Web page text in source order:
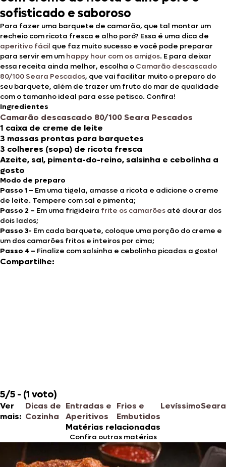
sofisticado e saboroso
Para fazer uma barquete de camarão, que tal montar um
recheio com ricota fresca e alho poró? Essa é uma dica de
aperitivo fácil que faz muito sucesso e você pode preparar
para servir em um happy hour com os amigos. E para deixar
essa receita ainda melhor, escolha o Camarão descascado
80/100 Seara Pescados, que vai facilitar muito o preparo do
seu barquete, além de trazer um fruto do mar de qualidade
com o tamanho ideal para esse petisco. Confira!
Ingredientes
Camarão descascado 80/100 Seara Pescados
1 caixa de creme de leite
3 massas prontas para barquetes
3 colheres (sopa) de ricota fresca
Azeite, sal, pimenta-do-reino, salsinha e cebolinha a
gosto
Modo de preparo
Passo 1 – Em uma tigela, amasse a ricota e adicione o creme
de leite. Tempere com sal e pimenta;
Passo 2 – Em uma frigideira frite os camarões até dourar dos
dois lados;
Passo 3- Em cada barquete, coloque uma porção do creme e
um dos camarões fritos e inteiros por cima;
Passo 4 – Finalize com salsinha e cebolinha picadas a gosto!
Compartilhe:
5/5 - (1 voto)
Ver
mais:
Dicas de
Cozinha
Entradas e
Aperitivos
Frios e
Embutidos
LevíssimoSeara
Matérias relacionadas
Confira outras matérias